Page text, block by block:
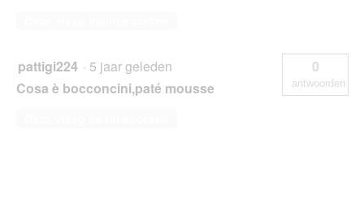
pattigi224 · 5 jaar geleden
Cosa è bocconcini,paté mousse
0
antwoorden